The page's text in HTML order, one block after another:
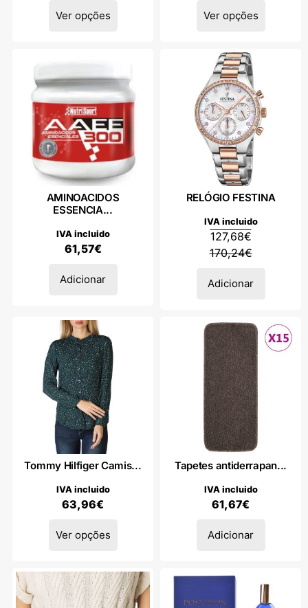
Ver opções Ver opções
AMINOACIDOS
ESSENCIA...
61,57€
IVA incluido
Adicionar
RELÓGIO FESTINA
170,24€
127,68€
IVA incluido
Adicionar
Tommy Hilfiger Camis...
63,96€
IVA incluido
Ver opções
Tapetes antiderrapan...
61,67€
IVA incluido
Adicionar